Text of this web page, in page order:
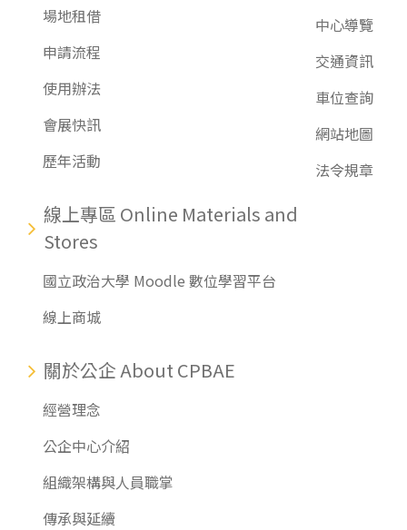
場地租借
申請流程
使用辦法
會展快訊
歷年活動
線上專區 Online Materials and
Stores
國立政治大學 Moodle 數位學習平台
線上商城
關於公企 About CPBAE
經營理念
公企中心介紹
組織架構與人員職掌
傳承與延續
中心導覽
交通資訊
車位查詢
網站地圖
法令規章